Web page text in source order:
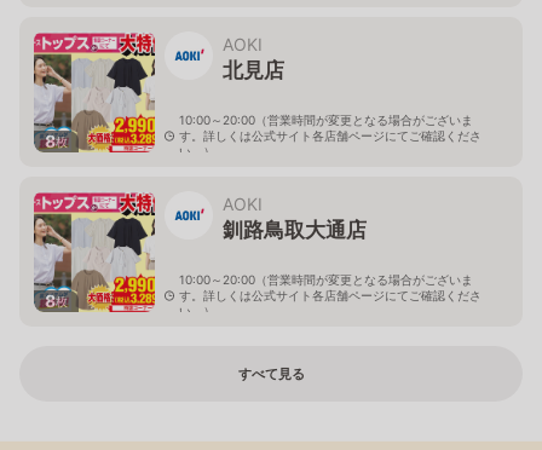
8枚
AOKI
北見店
10:00～20:00（営業時間が変更となる場合がございま
す。詳しくは公式サイト各店舗ページにてご確認くださ
い。）
8枚
AOKI
釧路鳥取大通店
10:00～20:00（営業時間が変更となる場合がございま
す。詳しくは公式サイト各店舗ページにてご確認くださ
い。）
すべて見る